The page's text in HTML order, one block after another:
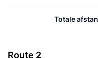
Totale
Route 2